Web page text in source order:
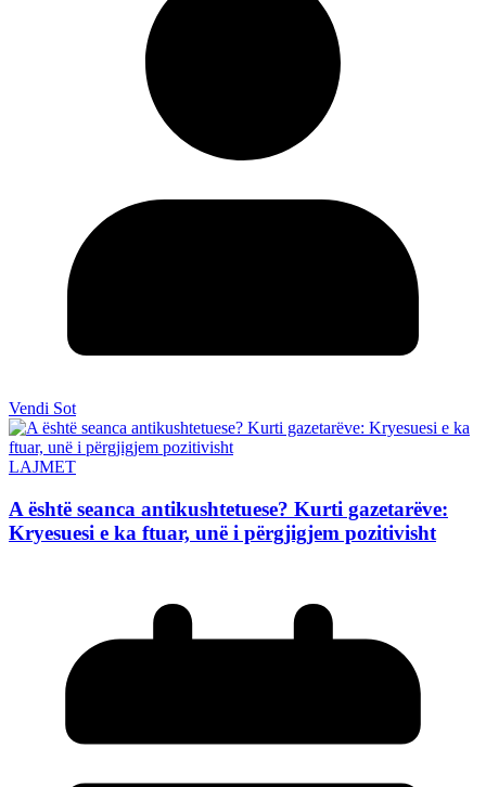
Vendi Sot
LAJMET
A është seanca antikushtetuese? Kurti gazetarëve:
Kryesuesi e ka ftuar, unë i përgjigjem pozitivisht